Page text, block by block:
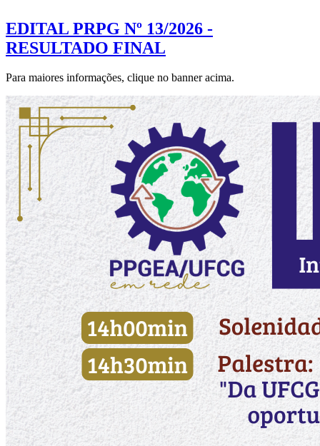
EDITAL PRPG Nº 13/2026 -
RESULTADO FINAL
Para maiores informações, clique no banner acima.